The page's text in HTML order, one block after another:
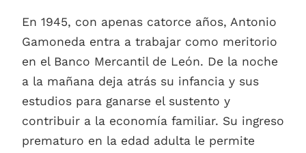
En 1945, con apenas catorce años, Antonio
Gamoneda entra a trabajar como meritorio
en el Banco Mercantil de León. De la noche
a la mañana deja atrás su infancia y sus
estudios para ganarse el sustento y
contribuir a la economía familiar. Su ingreso
prematuro en la edad adulta le permite